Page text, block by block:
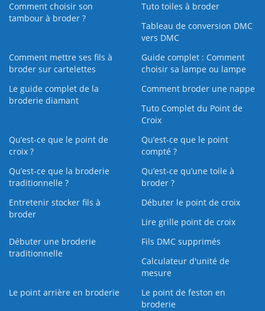
Comment choisir son
tambour à broder ?
Tuto toiles à broder
Tableau de conversion DMC
vers DMC
Comment mettre ses fils à
broder sur cartelettes
Guide complet : Comment
choisir sa lampe ou lampe
Le guide complet de la
broderie diamant
Comment broder une nappe
Tuto Complet du Point de
Croix
Qu’est-ce que le point de
croix ?
Qu’est-ce que le point
compté ?
Qu’est-ce que la broderie
traditionnelle ?
Qu’est‑ce qu’une toile à
broder ?
Entretenir stocker fils à
broder
Débuter le point de croix
Lire grille point de croix
Débuter une broderie
traditionnelle
Fils DMC supprimés
Calculateur d'unité de
mesure
Le point arrière en broderie
Le point de feston en
broderie